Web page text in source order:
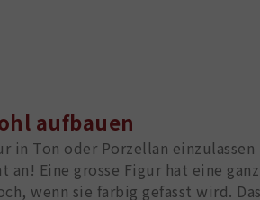
aufbauen
in Ton oder Porzellan
an! Eine grosse Figur hat eine
wenn sie farbig gefasst wird.